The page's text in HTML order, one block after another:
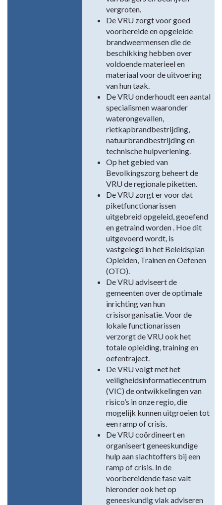
vergroten.
De VRU zorgt voor goed
voorbereide en opgeleide
brandweermensen die de
beschikking hebben over
voldoende materieel en
materiaal voor de uitvoering
van hun taak.
De VRU onderhoudt een aantal
specialismen waaronder
waterongevallen,
rietkapbrandbestrijding,
natuurbrandbestrijding en
technische hulpverlening.
Op het gebied van
Bevolkingszorg beheert de
VRU de regionale piketten.
De VRU zorgt er voor dat
piketfunctionarissen
uitgebreid opgeleid, geoefend
en getraind worden . Hoe dit
uitgevoerd wordt, is
vastgelegd in het Beleidsplan
Opleiden, Trainen en Oefenen
(OTO).
De VRU adviseert de
gemeenten over de optimale
inrichting van hun
crisisorganisatie. Voor de
lokale functionarissen
verzorgt de VRU ook het
totale opleiding, training en
oefentraject.
De VRU volgt met het
veiligheidsinformatiecentrum
(VIC) de ontwikkelingen van
risico’s in onze regio, die
mogelijk kunnen uitgroeien tot
een ramp of crisis.
De VRU coördineert en
organiseert geneeskundige
hulp aan slachtoffers bij een
ramp of crisis. In de
voorbereidende fase valt
hieronder ook het op
geneeskundig vlak adviseren